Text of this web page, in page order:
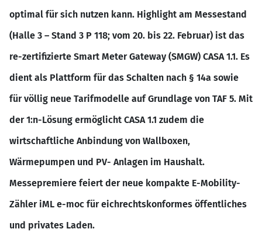
optimal für sich nutzen kann. Highlight am Messestand
(Halle 3 – Stand 3 P 118; vom 20. bis 22. Februar) ist das
re-zertifizierte Smart Meter Gateway (SMGW) CASA 1.1. Es
dient als Plattform für das Schalten nach § 14a sowie
für völlig neue Tarifmodelle auf Grundlage von TAF 5. Mit
der 1:n-Lösung ermöglicht CASA 1.1 zudem die
wirtschaftliche Anbindung von Wallboxen,
Wärmepumpen und PV- Anlagen im Haushalt.
Messepremiere feiert der neue kompakte E-Mobility-
Zähler iML e-moc für eichrechtskonformes öffentliches
und privates Laden.